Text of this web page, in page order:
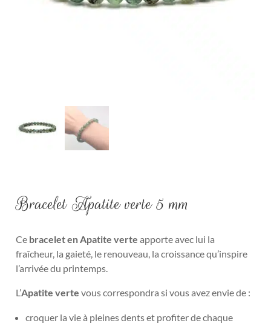
Bracelet Apatite verte 5 mm
Ce bracelet en Apatite verte apporte avec lui la
fraîcheur, la gaieté, le renouveau, la croissance qu’inspire
l’arrivée du printemps.
L’Apatite verte vous correspondra si vous avez envie de :
croquer la vie à pleines dents et profiter de chaque